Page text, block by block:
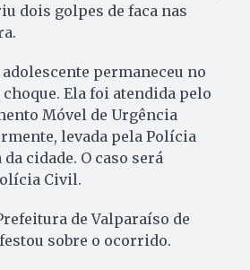
dois golpes de faca nas
adolescente permaneceu no
Ela foi atendida pelo
Móvel de Urgência
levada pela Polícia
cidade. O caso será
Civil.
de Valparaíso de
sobre o ocorrido.